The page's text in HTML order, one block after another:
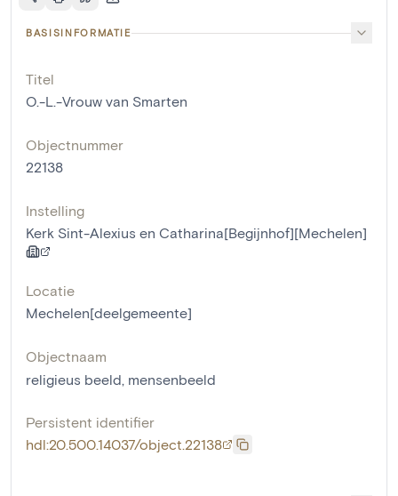
BASISINFORMATIE
Titel
O.-L.-Vrouw van Smarten
Objectnummer
22138
Instelling
Kerk Sint-Alexius en Catharina[Begijnhof][Mechelen]
Locatie
Mechelen[deelgemeente]
Objectnaam
religieus beeld, mensenbeeld
Persistent identifier
hdl:20.500.14037/object.22138